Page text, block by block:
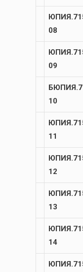
08
09
10
11
12
13
14